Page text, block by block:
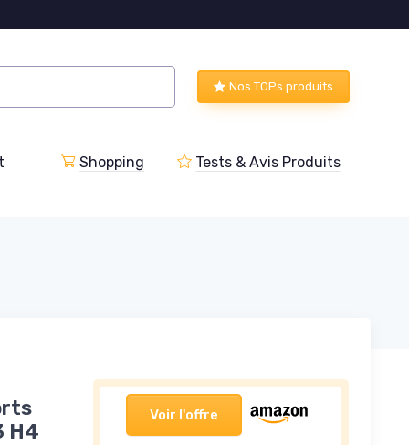
Nos TOPs produits
Shopping Tests & Avis Produits
Voir l'offre
H4